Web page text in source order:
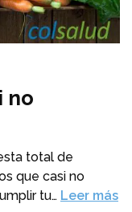
no
total de
que casi no
tu… Leer más